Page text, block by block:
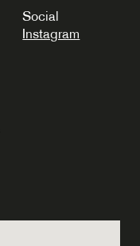
Social
Instagram